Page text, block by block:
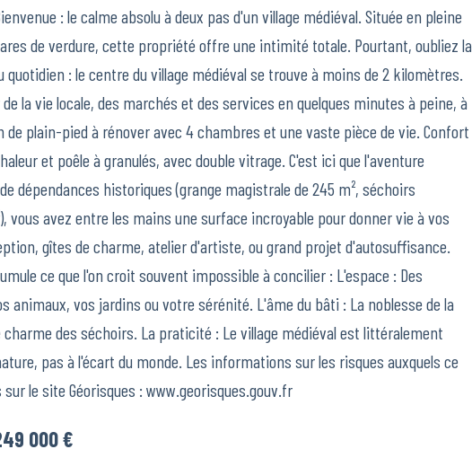
: le calme absolu à deux pas d'un village médiéval. Située en pleine
de verdure, cette propriété offre une intimité totale. Pourtant, oubliez la
: le centre du village médiéval se trouve à moins de 2 kilomètres.
la vie locale, des marchés et des services en quelques minutes à peine, à
de plain-pied à rénover avec 4 chambres et une vaste pièce de vie. Confort
et poêle à granulés, avec double vitrage. C'est ici que l'aventure
dépendances historiques (grange magistrale de 245 m², séchoirs
vous avez entre les mains une surface incroyable pour donner vie à vos
gîtes de charme, atelier d'artiste, ou grand projet d'autosuffisance.
ce que l'on croit souvent impossible à concilier : L'espace : Des
animaux, vos jardins ou votre sérénité. L'âme du bâti : La noblesse de la
des séchoirs. La praticité : Le village médiéval est littéralement
pas à l'écart du monde. Les informations sur les risques auxquels ce
le site Géorisques : www.georisques.gouv.fr
000 €